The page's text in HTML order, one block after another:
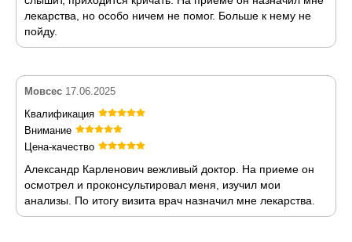
лекарства, но особо ничем не помог. Больше к нему не
пойду.
Мовсес 17.06.2025
Квалификация
Внимание
Цена-качество
Александр Карленович вежливый доктор. На приеме он
осмотрел и проконсультировал меня, изучил мои
анализы. По итогу визита врач назначил мне лекарства.